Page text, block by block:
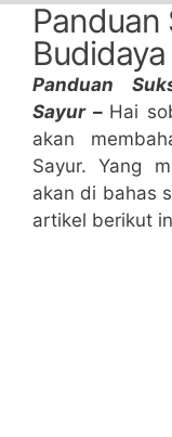
Panduan
Panduan
Sayur – Hai
akan
Sayur. Yang
akan di bahas
artikel berikut